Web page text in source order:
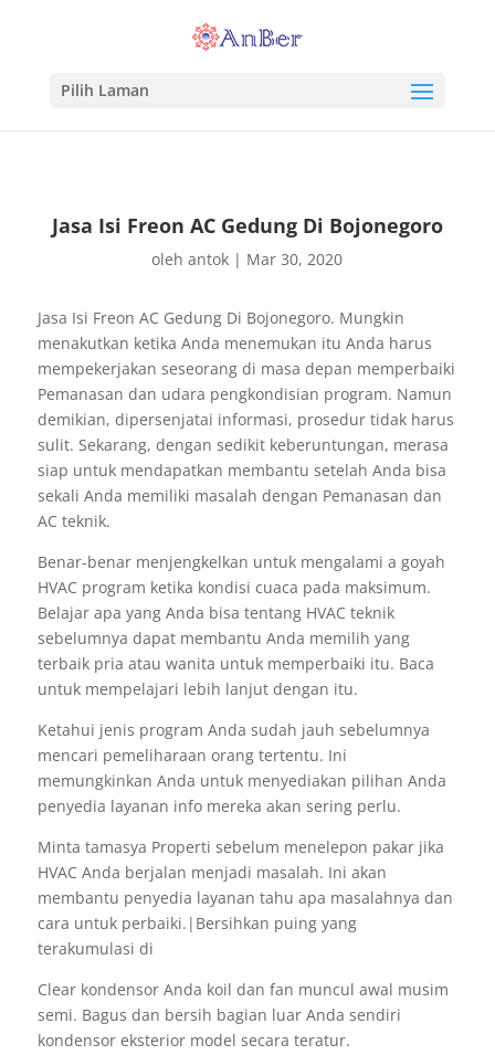
Pilih Laman
Jasa Isi Freon AC Gedung Di Bojonegoro
olehantok | Mar 30, 2020
Jasa Isi Freon AC Gedung Di Bojonegoro. Mungkin
menakutkan ketika Anda menemukan itu Anda harus
mempekerjakan seseorang di masa depan memperbaiki
Pemanasan dan udara pengkondisian program. Namun
demikian, dipersenjatai informasi, prosedur tidak harus
sulit. Sekarang, dengan sedikit keberuntungan, merasa
siap untuk mendapatkan membantu setelah Anda bisa
sekali Anda memiliki masalah dengan Pemanasan dan
AC teknik.
Benar-benar menjengkelkan untuk mengalami a goyah
HVAC program ketika kondisi cuaca pada maksimum.
Belajar apa yang Anda bisa tentang HVAC teknik
sebelumnya dapat membantu Anda memilih yang
terbaik pria atau wanita untuk memperbaiki itu. Baca
untuk mempelajari lebih lanjut dengan itu.
Ketahui jenis program Anda sudah jauh sebelumnya
mencari pemeliharaan orang tertentu. Ini
memungkinkan Anda untuk menyediakan pilihan Anda
penyedia layanan info mereka akan sering perlu.
Minta tamasya Properti sebelum menelepon pakar jika
HVAC Anda berjalan menjadi masalah. Ini akan
membantu penyedia layanan tahu apa masalahnya dan
cara untuk perbaiki.|Bersihkan puing yang
terakumulasi di
Clear kondensor Anda koil dan fan muncul awal musim
semi. Bagus dan bersih bagian luar Anda sendiri
kondensor eksterior model secara teratur.